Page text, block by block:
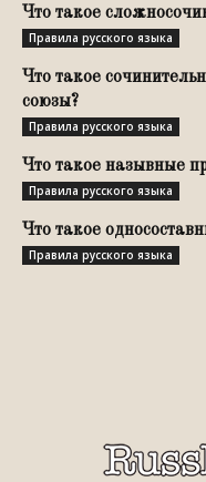
Что такое
Правила русского языка
Что такое
союзы?
Правила русского языка
Что такое назывные
Правила русского языка
Что такое
Правила русского языка